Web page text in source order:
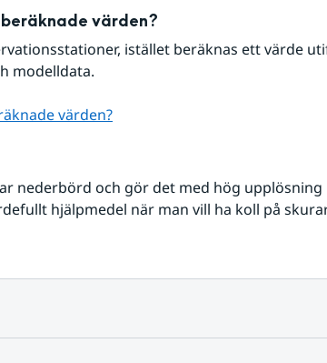
värden?
istället beräknas ett värde
modelldata.
värden?
nederbörd och gör det med hög upplösning
hjälpmedel när man vill ha koll på